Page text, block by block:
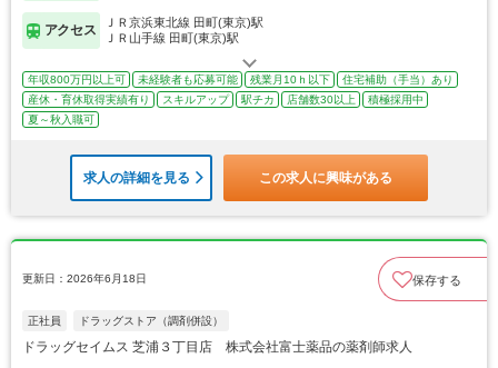
アクセス
ＪＲ京浜東北線 田町(東京)駅
ＪＲ山手線 田町(東京)駅
年収800万円以上可 未経験者も応募可能 残業月10ｈ以下
住宅補助（手当）あり
産休・育休取得実績有り
スキルアップ 駅チカ 店舗数30以上
積極採用中
夏～秋入職可
求人の詳細を見る この求人に興味がある
更新日：2026年6月18日 保存する
正社員 ドラッグストア（調剤併設）
ドラッグセイムス 芝浦３丁目店 株式会社富士薬品の薬剤師求人